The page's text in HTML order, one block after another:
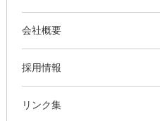
会社概要
採用情報
リンク集